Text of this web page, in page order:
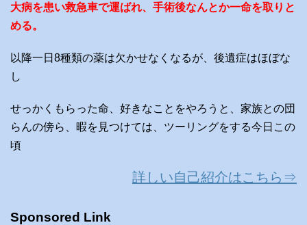
大病を患い救急車で運ばれ、手術後なんとか一命を取りと
める。
以降一日8種類の薬は欠かせなくなるが、後遺症はほぼな
し
せっかくもらった命、好きなことをやろうと、家族との団
らんの傍ら、暇を見つけては、ツーリングをする今日この
頃
詳しい自己紹介はこちら⇒
Sponsored Link